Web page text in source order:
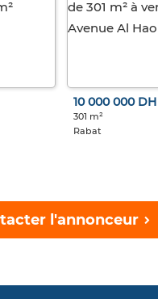
10 000 000 DH
301 m²
Rabat
l'annonceur